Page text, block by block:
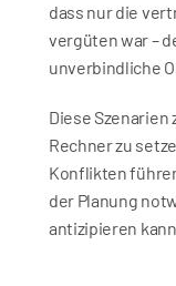
dass nur die
vergüten war –
unverbindliche
Diese Szenarien
Rechner zu
Konflikten
der Planung
antizipieren kann.